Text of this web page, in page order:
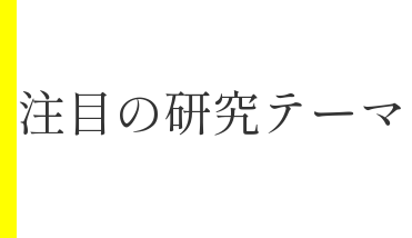
学生生活
注目の研究テーマ